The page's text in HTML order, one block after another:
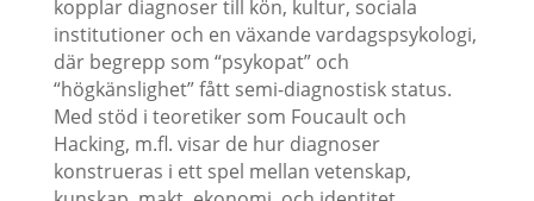
kopplar diagnoser till kön, kultur, sociala
institutioner och en växande vardagspsykologi,
där begrepp som “psykopat” och
“högkänslighet” fått semi-diagnostisk status.
Med stöd i teoretiker som Foucault och
Hacking, m.fl. visar de hur diagnoser
konstrueras i ett spel mellan vetenskap,